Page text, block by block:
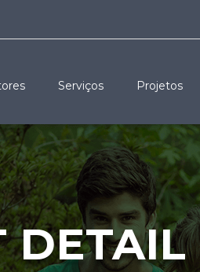
Serviços Projetos
DETAIL